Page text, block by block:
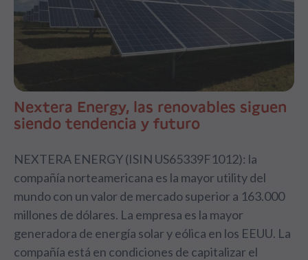
Nextera Energy, las renovables siguen
siendo tendencia y futuro
NEXTERA ENERGY (ISIN US65339F1012): la
compañía norteamericana es la mayor utility del
mundo con un valor de mercado superior a 163.000
millones de dólares. La empresa es la mayor
generadora de energía solar y eólica en los EEUU. La
compañía está en condiciones de capitalizar el